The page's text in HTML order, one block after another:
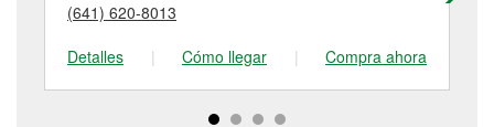
en 501 A Avenue West, Oskaloosa, IA.
tienda #307 para obtener más información.
(641) 620-8013
Detalles
| Cómo llegar | Compra ahora